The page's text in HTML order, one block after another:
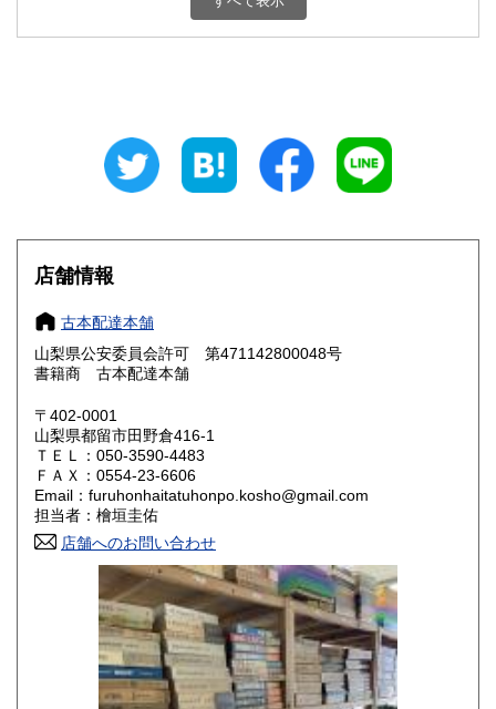
800円 三重県
大阪府
奈良県
鳥取県 800円 島根県
岡山県
山口県 800円
香川県 800円 愛媛県
高知県 800円
800円 長崎県
800円 大分県
800円 鹿児島県
店舗情報
古本配達本舗
山梨県公安委員会許可 第471142800048号
書籍商 古本配達本舗
〒402-0001
山梨県都留市田野倉416-1
ＴＥＬ：050-3590-4483
ＦＡＸ：0554-23-6606
Email：furuhonhaitatuhonpo.kosho@gmail.com
担当者：檜垣圭佑
店舗へのお問い合わせ